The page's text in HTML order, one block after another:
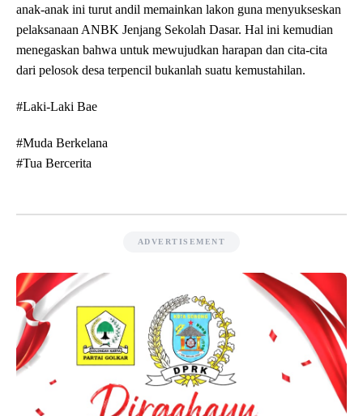
anak-anak ini turut andil memainkan lakon guna menyukseskan
pelaksanaan ANBK Jenjang Sekolah Dasar. Hal ini kemudian
menegaskan bahwa untuk mewujudkan harapan dan cita-cita
dari pelosok desa terpencil bukanlah suatu kemustahilan.
#Laki-Laki Bae
#Muda Berkelana
#Tua Bercerita
ADVERTISEMENT